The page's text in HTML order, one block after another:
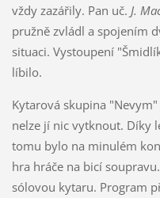
vždy zazářily. Pan uč. J.
pružně zvládl a spojením
situaci. Vystoupení
líbilo.
Kytarová skupina
nelze jí nic vytknout. Díky
tomu bylo na minulém
hra hráče na bicí
sólovou kytaru. Program